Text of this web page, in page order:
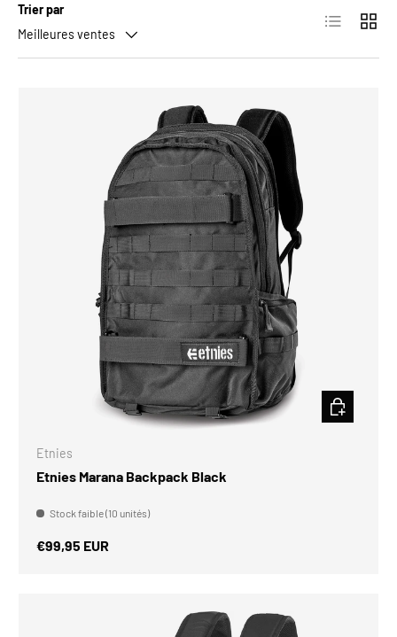
Trier par
Meilleures ventes
Liste Grille
Etnies
Etnies Marana Backpack Black
Stock faible (10 unités)
Prix habituel
€99,95 EUR
CHOISIR